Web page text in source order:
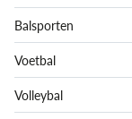
Balsporten
Voetbal
Volleybal